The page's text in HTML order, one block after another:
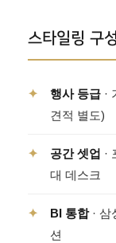
스타일링 구성
✦ 행사 등급 ·
견적 별도)
✦ 공간 셋업 ·
대 데스크
✦ BI 통합· 삼
션